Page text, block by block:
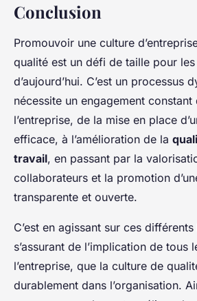
Conclusion
Promouvoir une culture
qualité est un défi de taille pour
d’aujourd’hui. C’est un processus
nécessite un engagement
l’entreprise, de la mise en place
efficace, à l’amélioration de la
travail, en passant par la
collaborateurs et la promotion
transparente et ouverte.
C’est en agissant sur ces
s’assurant de l’implication de tous
l’entreprise, que la culture de
durablement dans l’organisation.